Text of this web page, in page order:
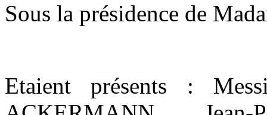
Sous la présidence de
Etaient présents :